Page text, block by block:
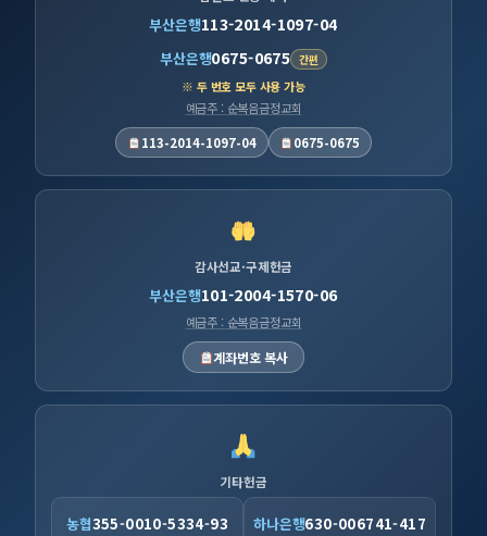
부산은행113-2014-1097-04
부산은행0675-0675 간편
※ 두 번호 모두 사용 가능
예금주 : 순복음금정교회
113-2014-1097-04
0675-0675
감사선교·구제헌금
부산은행101-2004-1570-06
예금주 : 순복음금정교회
계좌번호 복사
기타헌금
농협355-0010-5334-93 하나은행630-006741-417